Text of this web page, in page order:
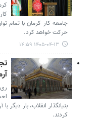
جامعه کار کرمان با تمام
حرکت خواهد کرد.
۱۴۰۵-۰۴-۱۳ ۱۴:۵۹
بنیانگذار انقلاب، بار
کردند.